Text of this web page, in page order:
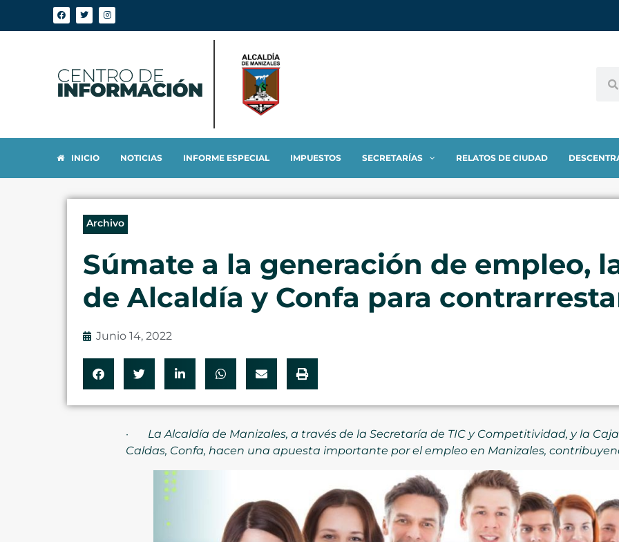
INICIO NOTICIAS INFORME ESPECIAL IMPUESTOS SECRETARÍAS RELATOS DE CIUDAD
Archivo
Súmate a la generación de empleo,
de Alcaldía y Confa para
Junio 14, 2022
· La Alcaldía de Manizales, a través de la Secretaría de TIC y Competitividad, y la
Caldas, Confa, hacen una apuesta importante por el empleo en Manizales,